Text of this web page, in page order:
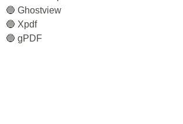
🔵 Ghostview
🔵 Xpdf
🔵 gPDF